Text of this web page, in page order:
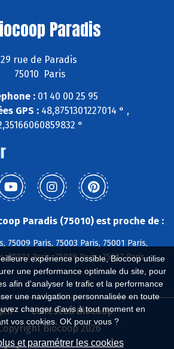
expérience possible, Biocoop utilise
une performance optimale du site, pour
afin d'analyser le trafic et la performance
une navigation personnalisée en toute
changer d'avis à tout moment en
vos cookies. OK pour vous ?
et paramétrer les cookies
Paradis
29 rue de Paradis
75010 Paris
: 01 40 00 25 95
GPS :48,8751301227014 ° ,
°
Paradis (75010) est proche de :
75009 Paris, 75003 Paris, 75001 Paris,
75011 Paris, 75019 Paris, 75017 Paris,
Le réseau Biocoop
Biocoop 2026